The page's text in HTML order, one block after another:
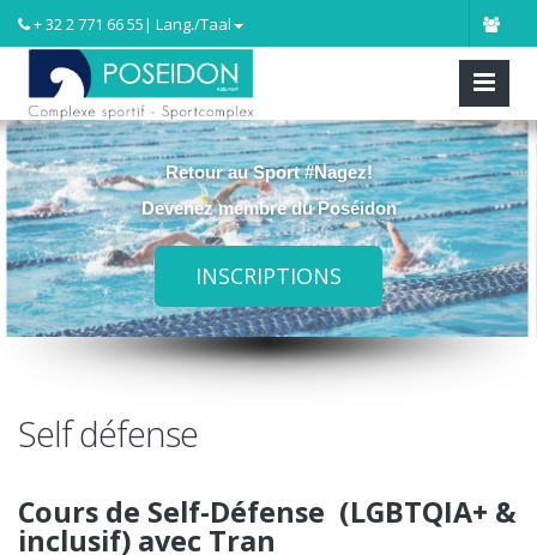
+ 32 2 771 66 55 | Lang./Taal
Retour au Sport #Nagez!
Devenez membre du Poséidon
INSCRIPTIONS
Self défense
Cours de Self-Défense (LGBTQIA+ &
inclusif) avec Tran